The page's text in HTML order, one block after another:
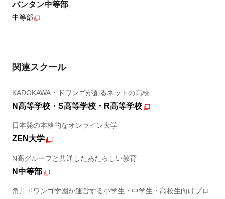
バンタン中等部
中等部
関連スクール
KADOKAWA・ドワンゴが創るネットの高校
N高等学校・S高等学校・R高等学校
日本発の本格的なオンライン大学
ZEN大学
N高グループと共通したあたらしい教育
N中等部
角川ドワンゴ学園が運営する小学生・中学生・高校生向けプロ